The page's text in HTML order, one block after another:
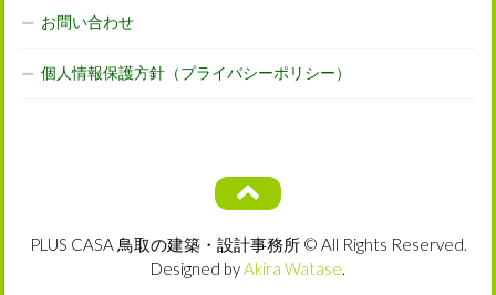
お問い合わせ
個人情報保護方針（プライバシーポリシー）
PLUS CASA 鳥取の建築・設計事務所 © All Rights Reserved.
Designed byAkira Watase.